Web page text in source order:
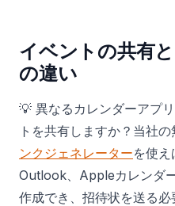
イベントの共有
の違い
💡 異なるカレンダーアプ
トを共有しますか？当社
ンクジェネレーターを使え
Outlook、Appleカレンダ
作成でき、招待状を送る必